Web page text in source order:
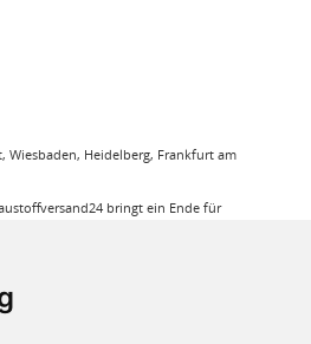
Wiesbaden, Heidelberg, Frankfurt am
bringt ein Ende für
wir liefern die jeweiligen Produkte
Triefpreis, Sie können sicher sein
wie GUNREBEN Parkett, JOKA